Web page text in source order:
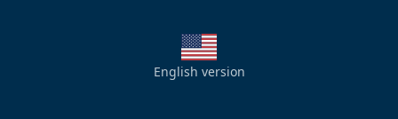
English version